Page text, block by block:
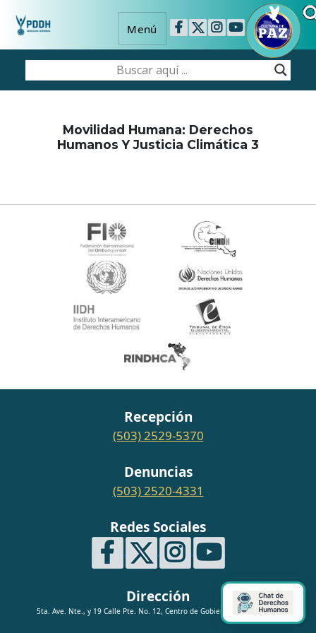
Menú
Movilidad Humana: Derechos
Humanos Y Justicia Climática 3
Recepción
(503) 2529-5370
Denuncias
(503) 2520-4331
Redes Sociales
Dirección
5ta. Ave. Nte., y 19 Calle Pte. No. 12, Centro de Gobierno, San Salvador.